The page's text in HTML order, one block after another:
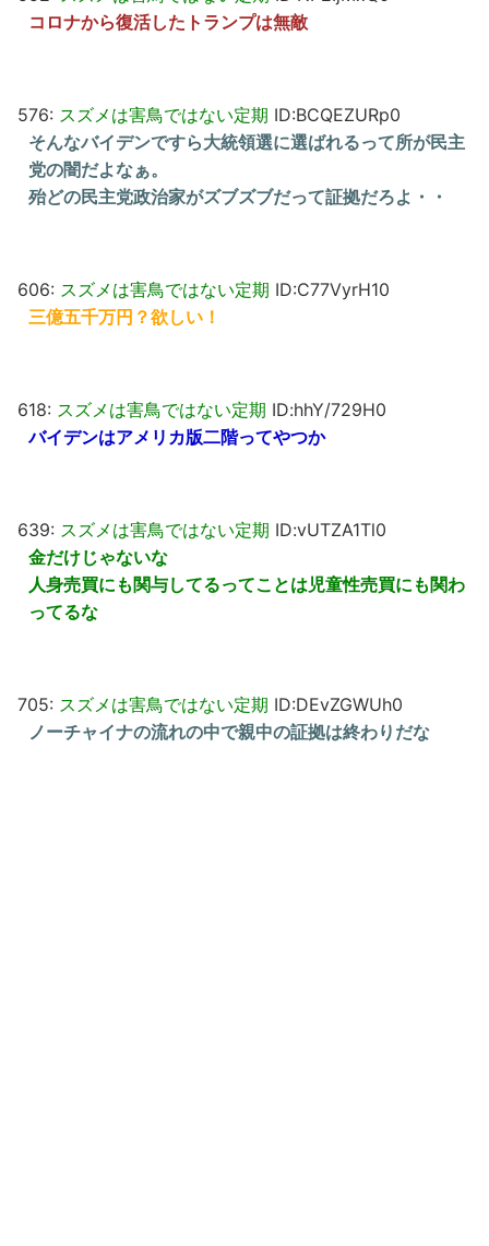
コロナから復活したトランプは無敵
576: スズメは害鳥ではない定期 ID:BCQEZURp0
そんなバイデンですら大統領選に選ばれるって所が民主
党の闇だよなぁ。
殆どの民主党政治家がズブズブだって証拠だろよ・・
606: スズメは害鳥ではない定期 ID:C77VyrH10
三億五千万円？欲しい！
618: スズメは害鳥ではない定期 ID:hhY/729H0
バイデンはアメリカ版二階ってやつか
639: スズメは害鳥ではない定期 ID:vUTZA1Tl0
金だけじゃないな
人身売買にも関与してるってことは児童性売買にも関わ
ってるな
705: スズメは害鳥ではない定期 ID:DEvZGWUh0
ノーチャイナの流れの中で親中の証拠は終わりだな